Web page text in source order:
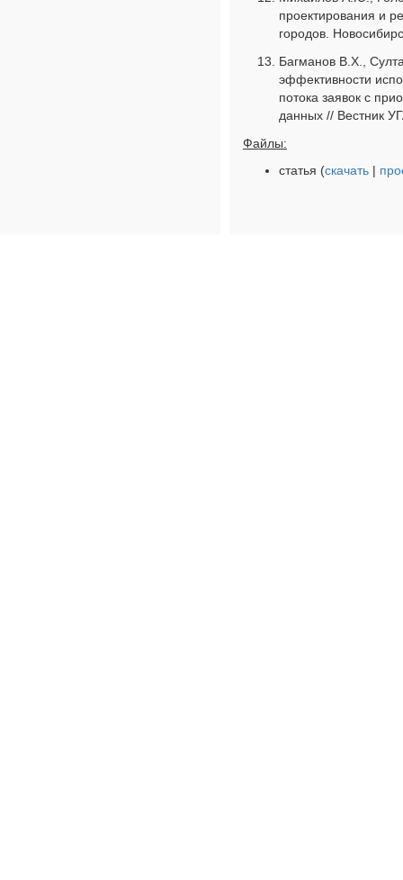
проектирования и
городов.
Багманов В.Х.,
эффективности
потока заявок с
данных // Вестник
Файлы:
статья (скачать |